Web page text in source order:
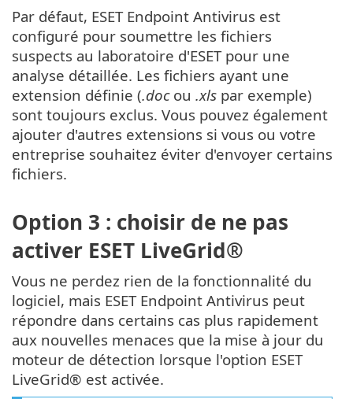
Par défaut, ESET Endpoint Antivirus est
configuré pour soumettre les fichiers
suspects au laboratoire d'ESET pour une
analyse détaillée. Les fichiers ayant une
extension définie (.docou .xls par exemple)
sont toujours exclus. Vous pouvez également
ajouter d'autres extensions si vous ou votre
entreprise souhaitez éviter d'envoyer certains
fichiers.
Option 3 : choisir de ne pas
activer ESET LiveGrid®
Vous ne perdez rien de la fonctionnalité du
logiciel, mais ESET Endpoint Antivirus peut
répondre dans certains cas plus rapidement
aux nouvelles menaces que la mise à jour du
moteur de détection lorsque l'option ESET
LiveGrid® est activée.